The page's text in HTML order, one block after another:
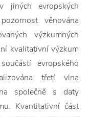
jiných evropských
věnována
výzkumných
kvalitativní výzkum
evropského
třetí vlna
společně s daty
Kvantitativní část